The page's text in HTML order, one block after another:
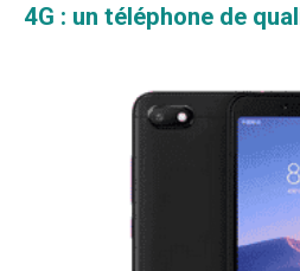
4G : un téléphone de